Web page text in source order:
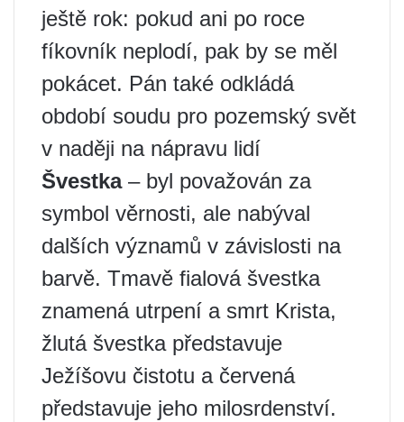
ještě rok: pokud ani po roce
fíkovník neplodí, pak by se měl
pokácet. Pán také odkládá
období soudu pro pozemský svět
v naději na nápravu lidí
Švestka– byl považován za
symbol věrnosti, ale nabýval
dalších významů v závislosti na
barvě. Tmavě fialová švestka
znamená utrpení a smrt Krista,
žlutá švestka představuje
Ježíšovu čistotu a červená
představuje jeho milosrdenství.